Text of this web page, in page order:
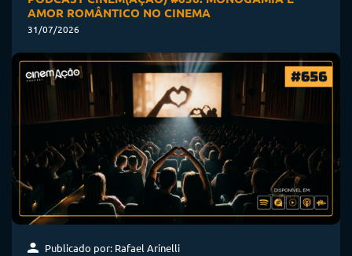
AMOR ROMÂNTICO NO CINEMA
31/07/2026
Publicado por: Rafael Arinelli